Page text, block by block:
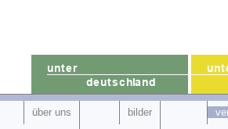
über uns
bilder